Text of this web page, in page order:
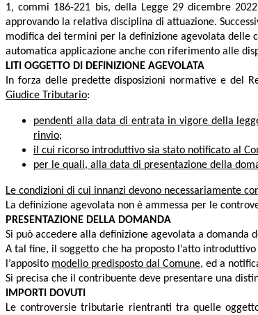
1, commi 186-221 bis, della Legge 29 dicembre
approvando la relativa disciplina di attuazione.
modifica dei termini per la definizione agevolata delle
automatica applicazione anche con riferimento alle
LITI OGGETTO DI DEFINIZIONE AGEVOLATA
In forza delle predette disposizioni normative e del
Giudice Tributario:
pendenti alla data di entrata in vigore della
rinvio;
il cui ricorso introduttivo sia stato notificato al
per le quali, alla data di presentazione della
Le condizioni di cui innanzi devono necessariamente
La definizione agevolata non è ammessa per le
PRESENTAZIONE DELLA DOMANDA
Si può accedere alla definizione agevolata a domanda
A tal fine, il soggetto che ha proposto l’atto
l’apposito modello predisposto dal Comune, ed a
Si precisa che il contribuente deve presentare una
IMPORTI DOVUTI
Le controversie tributarie rientranti tra quelle